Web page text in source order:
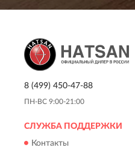
8 (499) 450-47-88
ПН-ВС 9:00-21:00
СЛУЖБА ПОДДЕРЖКИ
Контакты